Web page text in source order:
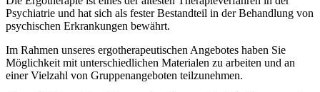
Psychiatrie und hat sich als fester Bestandteil in der Behandlung von
psychischen Erkrankungen bewährt.
Im Rahmen unseres ergotherapeutischen Angebotes haben Sie
Möglichkeit mit unterschiedlichen Materialen zu arbeiten und an
einer Vielzahl von Gruppenangeboten teilzunehmen.